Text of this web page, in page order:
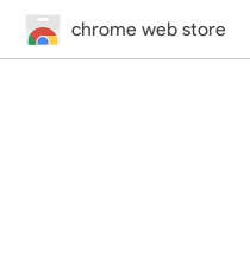
chrome web store